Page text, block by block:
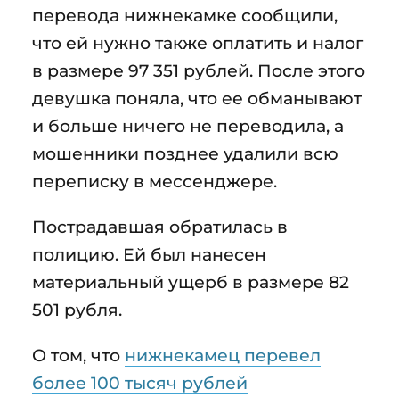
перевода нижнекамке сообщили,
что ей нужно также оплатить и налог
в размере 97 351 рублей. После этого
девушка поняла, что ее обманывают
и больше ничего не переводила, а
мошенники позднее удалили всю
переписку в мессенджере.
Пострадавшая обратилась в
полицию. Ей был нанесен
материальный ущерб в размере 82
501 рубля.
О том, что нижнекамец перевел
более 100 тысяч рублей